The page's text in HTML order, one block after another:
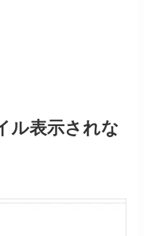
ル表示されな